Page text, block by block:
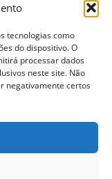
tecnologias como
do dispositivo. O
processar dados
neste site. Não
negativamente certos
Legais.